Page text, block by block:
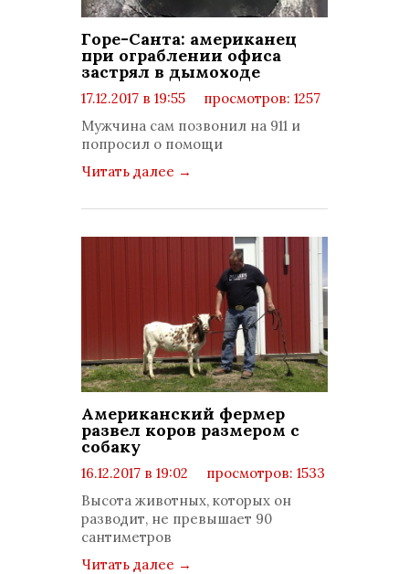
Горе-Санта: американец
при ограблении офиса
застрял в дымоходе
17.12.2017 в 19:55
просмотров: 1257
Мужчина сам позвонил на 911 и
попросил о помощи
Читать далее →
Американский фермер
развел коров размером с
собаку
16.12.2017 в 19:02
просмотров: 1533
Высота животных, которых он
разводит, не превышает 90
сантиметров
Читать далее →